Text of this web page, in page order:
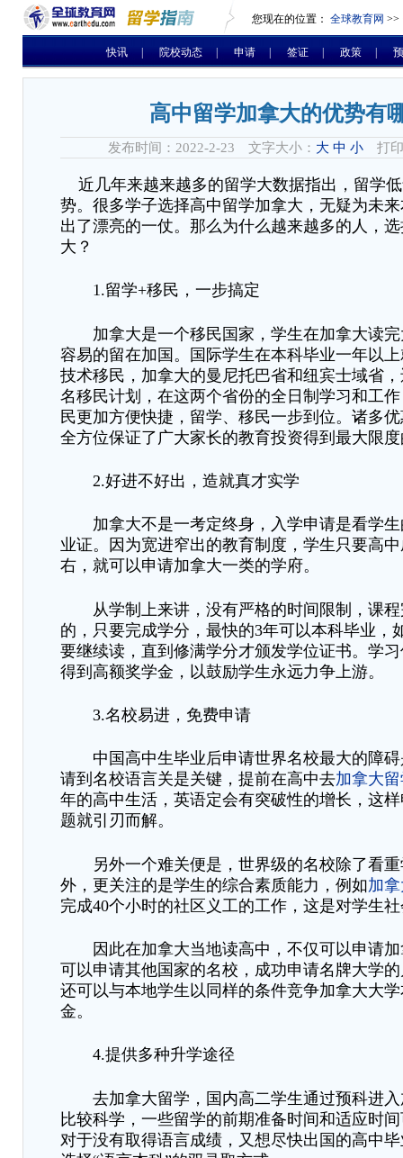
您现在的位置： 全球教育网 >>
快讯 院校动态 申请 签证 政策
高中留学加拿大的优势有
发布时间：2022-2-23 文字大小： 大 中 小 打
近几年来越来越多的留学大数据指出，留学
势。很多学子选择高中留学加拿大，无疑为未
出了漂亮的一仗。那么为什么越来越多的人，
大？
1.留学+移民，一步搞定
加拿大是一个移民国家， 学生在加拿大读
容易的留在加国。国际学生在本科毕业一年以
技术移民，加拿大的曼尼托巴省和纽宾士域省
名移民计划，在这两个省份的全日制学习和工
民更加方便快捷，留学、移民一步到位。诸多
全方位保证了广大家长的教育投资得到最大限
2.好进不好出，造就真才实学
加拿大不是一考定终身，入学申请是看学生
业证。因为宽进窄出的教育制度，学生只要高
右，就可以申请加拿大一类的学府。
从学制上来讲，没有严格的时间限制，课程
的，只要完成学分，最快的3年可以本科毕业，
要继续读，直到修满学分才颁发学位证书。学
得到高额奖学金，以鼓励学生永远力争上游。
3.名校易进，免费申请
中国高中生毕业后申请世界名校最大的障碍
请到名校语言关是关键，提前在高中去加拿大
年的高中生活，英语定会有突破性的增长，这
题就引刃而解。
另外一个难关便是，世界级的名校除了看重
外，更关注的是学生的综合素质能力，例如加
完成40个小时的社区义工的工作，这是对学生
因此在加拿大当地读高中，不仅可以申请加
可以申请其他国家的名校，成功申请名牌大学
还可以与本地学生以同样的条件竞争加拿大大
金。
4.提供多种升学途径
去加拿大留学，国内高二学生通过预科进入
比较科学，一些留学的前期准备时间和适应时
对于没有取得语言成绩，又想尽快出国的高中